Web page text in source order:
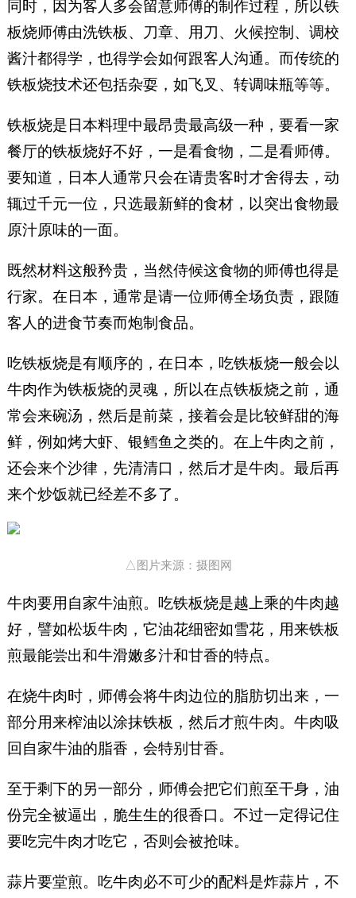
同时，因为客人多会留意师傅的制作过程，所以铁
板烧师傅由洗铁板、刀章、用刀、火候控制、调校
酱汁都得学，也得学会如何跟客人沟通。而传统的
铁板烧技术还包括杂耍，如飞叉、转调味瓶等等。
铁板烧是日本料理中最昂贵最高级一种，要看一家
餐厅的铁板烧好不好，一是看食物，二是看师傅。
要知道，日本人通常只会在请贵客时才舍得去，动
辄过千元一位，只选最新鲜的食材，以突出食物最
原汁原味的一面。
既然材料这般矜贵，当然侍候这食物的师傅也得是
行家。在日本，通常是请一位师傅全场负责，跟随
客人的进食节奏而炮制食品。
吃铁板烧是有顺序的，在日本，吃铁板烧一般会以
牛肉作为铁板烧的灵魂，所以在点铁板烧之前，通
常会来碗汤，然后是前菜，接着会是比较鲜甜的海
鲜，例如烤大虾、银鳕鱼之类的。在上牛肉之前，
还会来个沙律，先清清口，然后才是牛肉。最后再
来个炒饭就已经差不多了。
△图片来源：摄图网
牛肉要用自家牛油煎。吃铁板烧是越上乘的牛肉越
好，譬如松坂牛肉，它油花细密如雪花，用来铁板
煎最能尝出和牛滑嫩多汁和甘香的特点。
在烧牛肉时，师傅会将牛肉边位的脂肪切出来，一
部分用来榨油以涂抹铁板，然后才煎牛肉。牛肉吸
回自家牛油的脂香，会特别甘香。
至于剩下的另一部分，师傅会把它们煎至干身，油
份完全被逼出，脆生生的很香口。不过一定得记住
要吃完牛肉才吃它，否则会被抢味。
蒜片要堂煎。吃牛肉必不可少的配料是炸蒜片，不